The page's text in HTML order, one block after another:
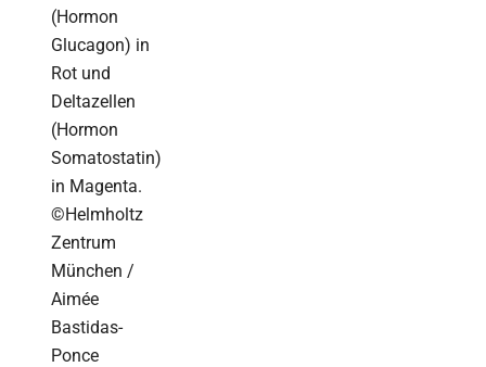
(Hormon
Glucagon) in
Rot und
Deltazellen
(Hormon
Somatostatin)
in Magenta.
©Helmholtz
Zentrum
München /
Aimée
Bastidas-
Ponce